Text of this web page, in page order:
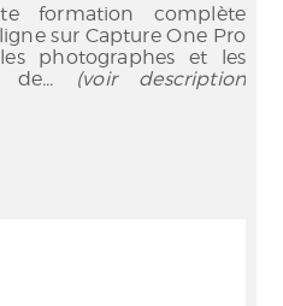
formation complète
sur Capture One Pro
photographes et les
de... (voir description